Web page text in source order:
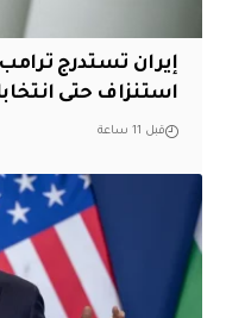
إيران تستدرج
استنزاف حتى
قبل 11 ساعة